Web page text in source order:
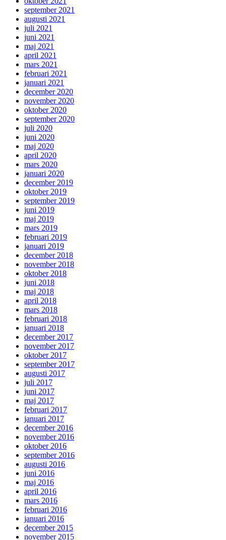
september 2021
augusti 2021
juli 2021
juni 2021
maj 2021
april 2021
mars 2021
februari 2021
januari 2021
december 2020
november 2020
oktober 2020
september 2020
juli 2020
juni 2020
maj 2020
april 2020
mars 2020
januari 2020
december 2019
oktober 2019
september 2019
juni 2019
maj 2019
mars 2019
februari 2019
januari 2019
december 2018
november 2018
oktober 2018
juni 2018
maj 2018
april 2018
mars 2018
februari 2018
januari 2018
december 2017
november 2017
oktober 2017
september 2017
augusti 2017
juli 2017
juni 2017
maj 2017
februari 2017
januari 2017
december 2016
november 2016
oktober 2016
september 2016
augusti 2016
juni 2016
maj 2016
april 2016
mars 2016
februari 2016
januari 2016
december 2015
november 2015